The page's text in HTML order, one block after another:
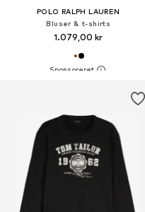
POLO RALPH LAUREN
Bluser & t-shirts
1.079,00 kr